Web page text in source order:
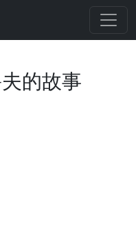
的故事